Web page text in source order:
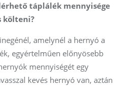
táplálék mennyisége
költeni?
amelynél a hernyó a
egyértelműen előnyösebb
mennyiségét egy
kevés hernyó van, aztán